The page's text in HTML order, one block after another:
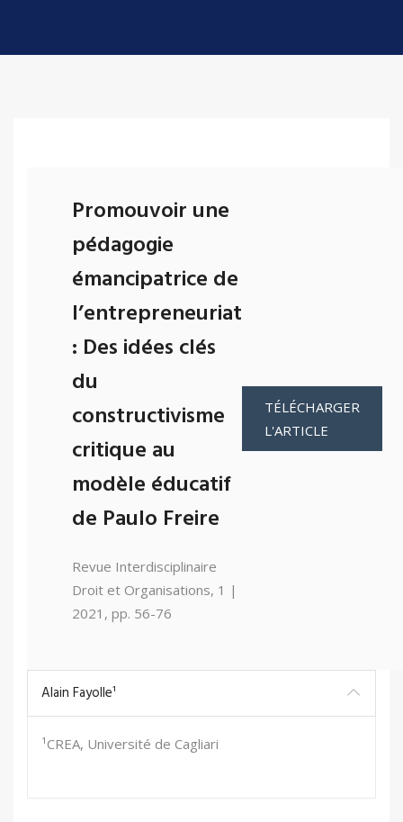
Promouvoir une
pédagogie
émancipatrice de
l’entrepreneuriat
: Des idées clés
du
constructivisme
critique au
modèle éducatif
de Paulo Freire
Revue Interdisciplinaire
Droit et Organisations, 1 |
2021, pp. 56-76
TÉLÉCHARGER
L'ARTICLE
Alain Fayolle¹
¹CREA, Université de Cagliari